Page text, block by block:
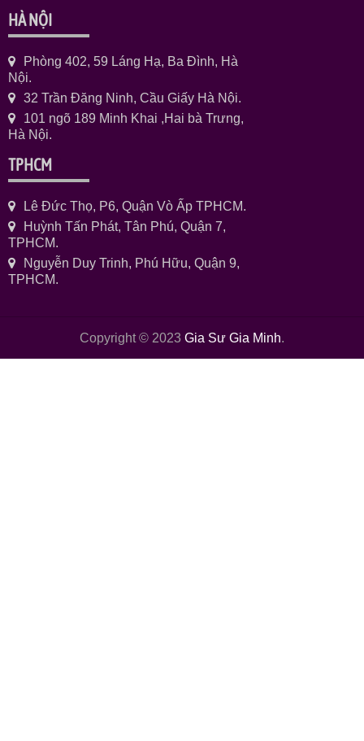
HÀ NỘI
Phòng 402, 59 Láng Hạ, Ba Đình, Hà
Nội.
32 Trần Đăng Ninh, Cầu Giấy Hà Nội.
101 ngõ 189 Minh Khai ,Hai bà Trưng,
Hà Nội.
TPHCM
Lê Đức Thọ, P6, Quận Vò Ấp TPHCM.
Huỳnh Tấn Phát, Tân Phú, Quận 7,
TPHCM.
Nguyễn Duy Trinh, Phú Hữu, Quận 9,
TPHCM.
Copyright © 2023 Gia Sư Gia Minh.